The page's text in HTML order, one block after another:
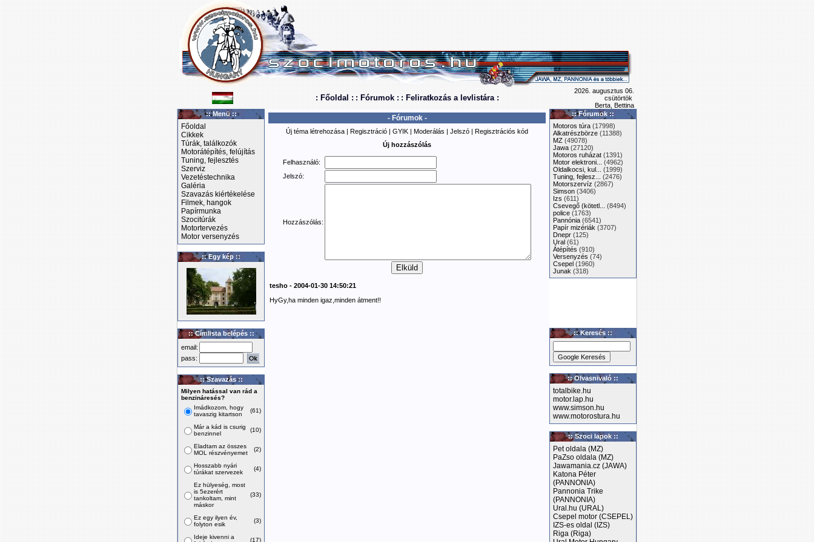
: Főoldal : : Fórumok : : Feliratkozás a levlistára :
2026. augusztus 06.
csütörtök
Berta, Bettina
:: Menü ::
Főoldal
Cikkek
Túrák, találkozók
Motorátépítés, felújítás
Tuning, fejlesztés
Szerviz
Vezetéstechnika
Galéria
Szavazás kiértékelése
Filmek, hangok
Papírmunka
Szocitúrák
Motortervezés
Motor versenyzés
:: Egy kép ::
:: Címlista belépés ::
email:
pass:
:: Szavazás ::
Milyen hatással van rád a
benzináresés?
Imádkozom, hogy
tavaszig kitartson
(61)
Már a kád is csurig
benzinnel
(10)
Eladtam az összes
MOL részvényemet
(2)
Hosszabb nyári
túrákat szervezek
(4)
Ez hülyeség, most
is 5ezerért
tankoltam, mint
máskor
(33)
Ez egy ilyen év,
folyton esik
(3)
Ideje kivenni a
(17)
- Fórumok -
Új téma létrehozása | Regisztráció | GYIK | Moderálás | Jelszó | Regisztrációs kód
Új hozzászólás
Felhasználó:
Jelszó:
Hozzászólás:
tesho - 2004-01-30 14:50:21
HyGy,ha minden igaz,minden átment!!
:: Fórumok ::
Motoros túra (17998)
Alkatrészbörze (11388)
MZ (49078)
Jawa (27120)
Motoros ruházat (1391)
Motor elektroni...
(4962)
Oldalkocsi, kul...
(1999)
Tuning, fejlesz...
(2476)
Motorszervíz (2867)
Simson (3406)
Izs (611)
Csevegő (kötetl...
(8494)
police (1763)
Pannónia (6541)
Papír mizériák (3707)
Dnepr (125)
Ural (61)
Átépítés (910)
Versenyzés (74)
Csepel (1960)
Junak (318)
:: Keresés ::
:: Olvasnivaló ::
totalbike.hu
motor.lap.hu
www.simson.hu
www.motorostura.hu
:: Szoci lapok ::
Pet oldala (MZ)
PaZso oldala (MZ)
Jawamania.cz (JAWA)
Katona Péter
(PANNONIA)
Pannonia Trike
(PANNONIA)
Ural.hu (URAL)
Csepel motor (CSEPEL)
IZS-es oldal (IZS)
Riga (Riga)